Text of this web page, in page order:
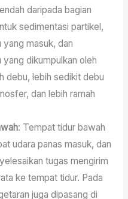
daripada bagian
sedimentasi partikel,
yang masuk, dan
dikumpulkan oleh
debu, lebih sedikit debu
dan lebih ramah
: Tempat tidur bawah
udara panas masuk, dan
tugas mengirim
ke tempat tidur. Pada
juga dipasang di